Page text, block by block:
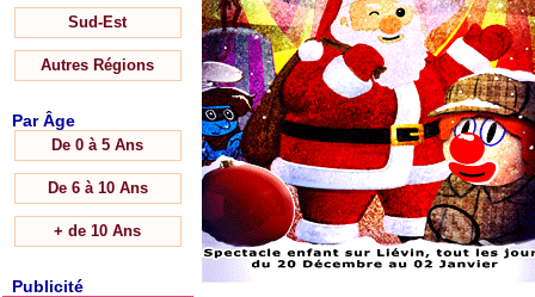
Sud-Est
Autres Régions
Par Âge
De 0 à 5 Ans
De 6 à 10 Ans
+ de 10 Ans
Publicité